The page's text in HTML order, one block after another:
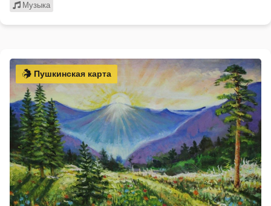
Музыка
Пушкинская карта